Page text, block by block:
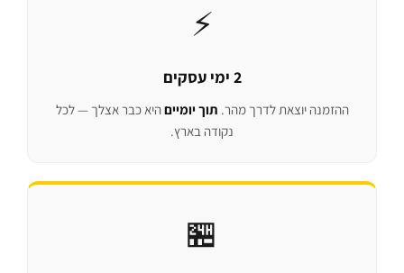
⚡
2 ימי עסקים
ההזמנה יוצאת לדרך מהר. תוך יומייםהיא כבר אצלך — לכל
נקודה בארץ.
🏪